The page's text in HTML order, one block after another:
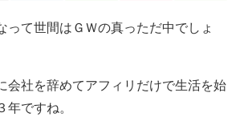
って世間はＧＷの真っただ中でしょ
会社を辞めてアフィリだけで生活を始
年ですね。